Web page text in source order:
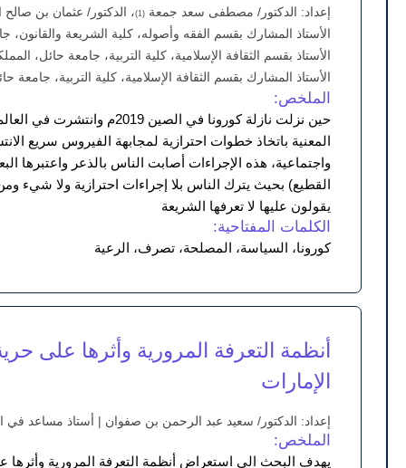
إعداد: الدكتور/ مصطفى سعد جمعة(1) ، الدكتور/ عثمان بن صالح
الأستاذ المشارك بقسم الفقه وأصوله، كلية الشريعة والقانون،
الأستاذ بقسم الثقافة الإسلامية، كلية التربية، جامعة حائل،
الأستاذ المشارك بقسم الثقافة الإسلامية، كلية التربية، جامعة
الملخص:
المعنية باتخاذ خطوات احترازية لمجابهة الفيروس سريع
واجتماعية، هذه الإجراءات أصابت الناس بالذعر
القطيع) بحيث يترك الناس بلا إجراءات احترازية ولا شيء
يقولون عليها لا تعرفها الشريعة
الكلمات المفتاحية:
كورونا، السياسة، المصلحة، تصرف، الرعية
أنظمة التعرفة المرورية وأثرها على
الإمارات
إعداد: الدكتور/ سعيد عبد الرحمن بن صفوان | أستاذ مساعد في
الملخص:
يهدف البحث الى استعراض أنظمة التعرفة المرورية وأثرها